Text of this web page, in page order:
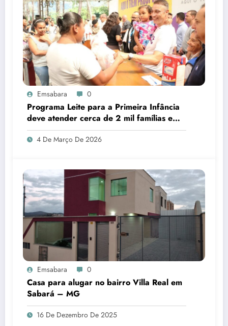
Emsabara 0
Programa Leite para a Primeira Infância
deve atender cerca de 2 mil famílias em
Sabará
4 De Março De 2026
Emsabara 0
Casa para alugar no bairro Villa Real em
Sabará – MG
16 De Dezembro De 2025